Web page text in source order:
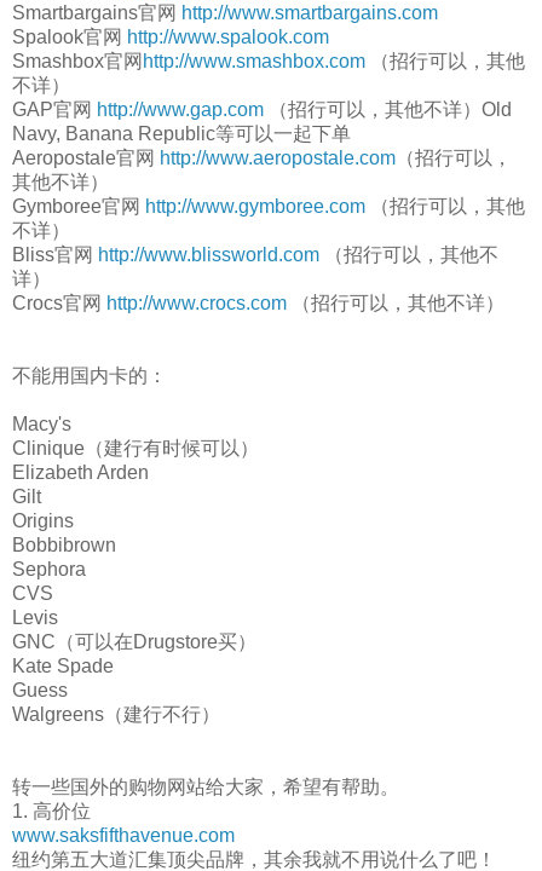
Smartbargains官网 http://www.smartbargains.com
Spalook官网 http://www.spalook.com
Smashbox官网 http://www.smashbox.com （招行可以，其他
不详）
GAP官网 http://www.gap.com （招行可以，其他不详）Old
Navy, Banana Republic等可以一起下单
Aeropostale官网 http://www.aeropostale.com （招行可以，
其他不详）
Gymboree官网 http://www.gymboree.com （招行可以，其他
不详）
Bliss官网 http://www.blissworld.com （招行可以，其他不
详）
Crocs官网 http://www.crocs.com （招行可以，其他不详）
不能用国内卡的：
Macy's
Clinique（建行有时候可以）
Elizabeth Arden
Gilt
Origins
Bobbibrown
Sephora
CVS
Levis
GNC（可以在Drugstore买）
Kate Spade
Guess
Walgreens（建行不行）
转一些国外的购物网站给大家，希望有帮助。
1. 高价位
www.saksfifthavenue.com
纽约第五大道汇集顶尖品牌，其余我就不用说什么了吧！